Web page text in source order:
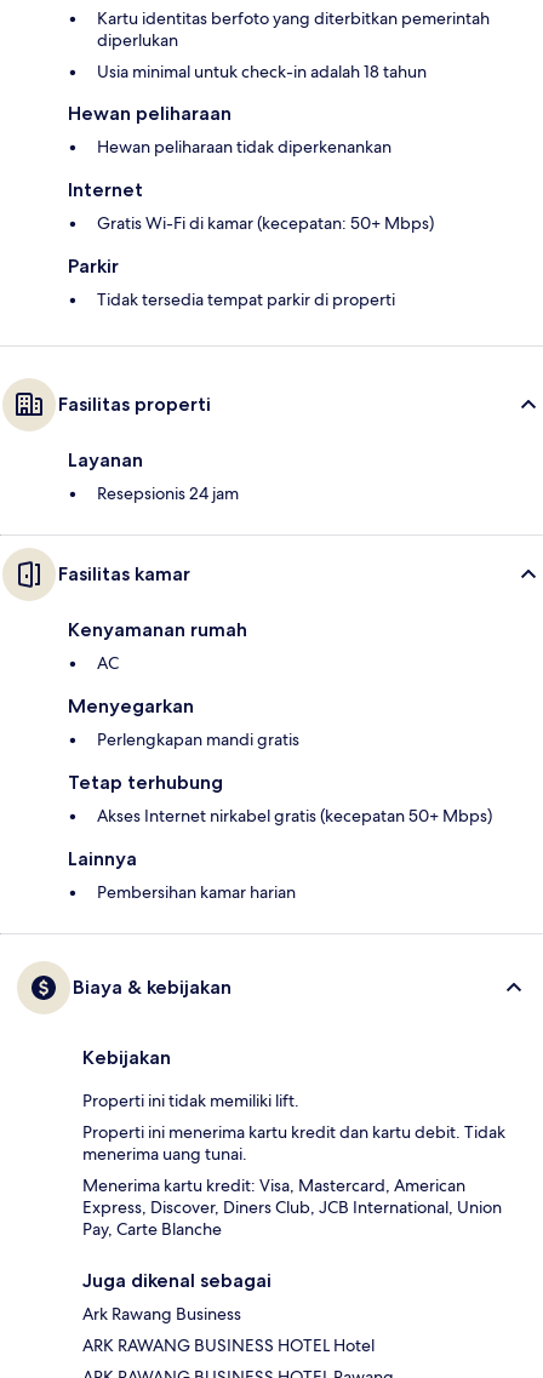
Kartu identitas berfoto yang diterbitkan pemerintah
diperlukan
Usia minimal untuk check-in adalah 18 tahun
Hewan peliharaan
Hewan peliharaan tidak diperkenankan
Internet
Gratis Wi-Fi di kamar (kecepatan: 50+ Mbps)
Parkir
Tidak tersedia tempat parkir di properti
Fasilitas properti
Layanan
Resepsionis 24 jam
Fasilitas kamar
Kenyamanan rumah
AC
Menyegarkan
Perlengkapan mandi gratis
Tetap terhubung
Akses Internet nirkabel gratis (kecepatan 50+ Mbps)
Lainnya
Pembersihan kamar harian
Biaya & kebijakan
Kebijakan
Properti ini tidak memiliki lift.
Properti ini menerima kartu kredit dan kartu debit. Tidak
menerima uang tunai.
Menerima kartu kredit: Visa, Mastercard, American
Express, Discover, Diners Club, JCB International, Union
Pay, Carte Blanche
Juga dikenal sebagai
Ark Rawang Business
ARK RAWANG BUSINESS HOTEL Hotel